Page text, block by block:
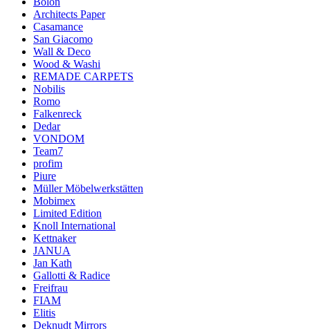
Architects Paper
Casamance
San Giacomo
Wall & Deco
Wood & Washi
REMADE CARPETS
Nobilis
Romo
Falkenreck
Dedar
VONDOM
Team7
profim
Piure
Müller Möbelwerkstätten
Mobimex
Limited Edition
Knoll International
Kettnaker
JANUA
Jan Kath
Gallotti & Radice
Freifrau
FIAM
Elitis
Deknudt Mirrors